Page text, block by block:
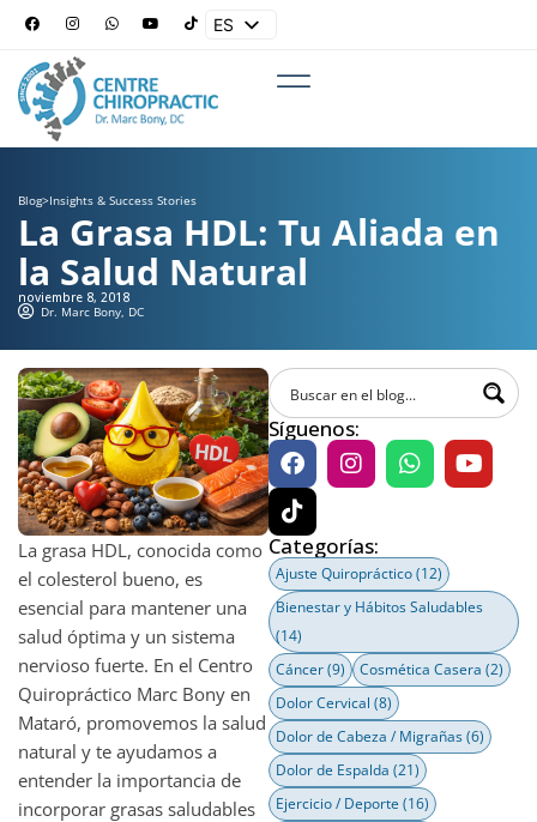
ES
Blog>Insights & Success Stories
La Grasa HDL: Tu Aliada en
la Salud Natural
noviembre 8, 2018
Dr. Marc Bony, DC
La grasa HDL, conocida como
el colesterol bueno, es
esencial para mantener una
salud óptima y un sistema
nervioso fuerte. En el Centro
Quiropráctico Marc Bony en
Mataró, promovemos la salud
natural y te ayudamos a
entender la importancia de
incorporar grasas saludables
Síguenos:
Categorías:
Ajuste Quiropráctico(12)
Bienestar y Hábitos Saludables
(14)
Cáncer(9) Cosmética Casera (2)
Dolor Cervical (8)
Dolor de Cabeza / Migrañas(6)
Dolor de Espalda (21)
Ejercicio / Deporte (16)